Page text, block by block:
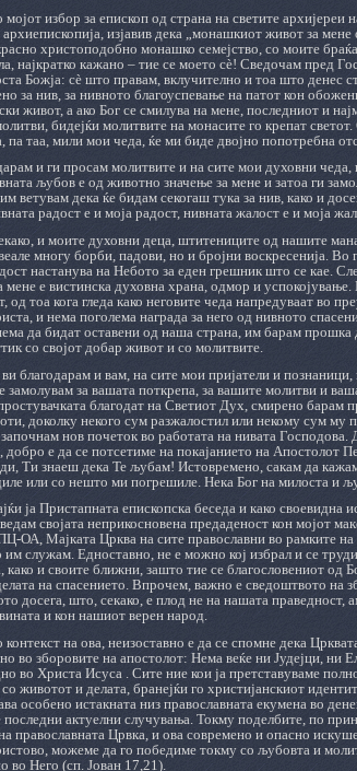
избор за епископ од страна на светите
изјавив дека „монашкиот живот за
христоподобно монашко семејство, со моите
најкратко кажано – тие се моето сè! Сведочам пред
Божја: сè што правам, вклучително и тоа што денес
за нив, за нивното благоуспевање на патот кон
живот, а ако Бог се смилува на мене, последниот и
бидејќи молитвите на монасите го крепат
па таа, мили мои чеда, ќе ми биде двојно попотребна
и ги просам молитвите и на сите мои духовни
љубов е од животно значење за мене и затоа ги
ветувам дека ќе бидам секогаш тука за нив, како и
радост е и моја радост, нивната жалост е и моја
и моите духовни деца, штитениците од нашите
многу борби, падови, но и бројни воскресенија.
настанува на Небото за еден грешник што се кае.
мене е вистинска духовна храна, одмор и
од тоа кога гледа како неговите чеда напредуваат во
и нема поголема награда за него од нивното
да бидат оставени од наша страна, им барам
со својот добар живот и со молитвите.
благодарам и вам, на сите мои пријатели и
замолувам за вашата поткрепа, за вашите молитви и
благодат на Светиот Дух, смирено барам
доколку некого сум разжалостил или некому сум
нов почеток во работата на нивата
добро е да се потсетиме на покајанието на Апостолот
Ти знаеш дека Те љубам! Истовремено, сакам да
или со нешто ми погрешиле. Нека Бог на милоста и
ја Пристапната епископска беседа и како
својата неприкосновена предаденост кон мојот
ОА, Мајката Црква на сите православни во рамките
им служам. Едноставно, не е можно кој избрал и се
како и своите ближни, зашто тие се благословениот
на спасението. Впрочем, важно е сведоштвото на
досега, што, секако, е плод не на нашата праведност,
и кон нашиот верен народ.
контекст на ова, неизоставно е да се спомне дека
во зборовите на апостолот: Нема веќе ни Јудејци,
во Христа Исуса . Сите ние кои ја претставуваме
животот и делата, бранејќи го христијанскиот
особено истакната низ православната екумена во
последни актуелни случувања. Токму поделбите, по
православната Црвка, и ова современо и опасно
можеме да го победиме токму со љубовта и
во Него (сп. Јован 17,21).